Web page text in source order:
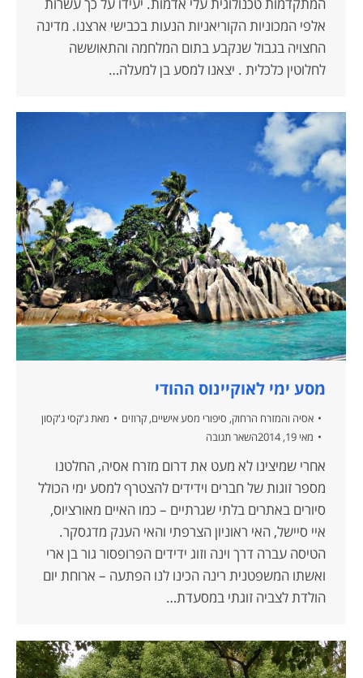
אלפי המכוניות הקוריאניות הנעות בכבישי ארצנו. מדינה
החצויה בגבול שנקבע בתום המלחמה והתאוששה
לחלוטין כלכלית . יצאנו למסע בן למעלה…
מסע ימי לאוקיינוס ההודי
אסיה והמזרח הרחוק, סיפורי מסע אישיים, קרוזים מאת ג'קסי ג'קסון
מאי 19, 2014
השאר תגובה
אחרי שמיצינו לא מעט את דרום מזרח אסיה, החלטנו
מספר זוגות של חברים וידידים להצטרף למסע ימי הכולל
סיורים באתרים בלתי שגרתיים – כמו האיים מאורציוס,
איי סיישל, האי ראוניון הצרפתי והאי הענק מדגסקר.
הטיסה עברה דרך וינה וזוג ידידים הפרופסור גור בן ארי
ואשתו המשפטנית רינה הכינו לנו הפתעה – ארוחת יום
הולדת לצביה זוגתי במסעדת…